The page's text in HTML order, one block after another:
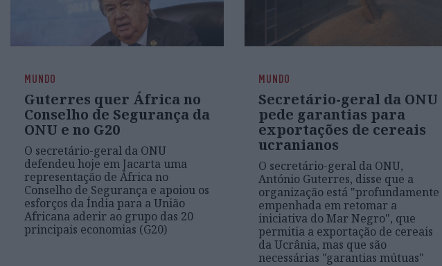
MUNDO
Guterres quer África no
Conselho de Segurança da
ONU e no G20
O secretário-geral da ONU
defendeu hoje em Jacarta uma
representação de África no
Conselho de Segurança e apoiou os
esforços da Índia para a União
Africana aderir ao grupo das 20
principais economias (G20)
MUNDO
Secretário-geral da ONU
pede garantias para
exportações de cereais
ucranianos
O secretário-geral da ONU,
António Guterres, disse que a
organização está "profundamente
empenhada em retomar a
iniciativa do Mar Negro", que
permitia a exportação de cereais
da Ucrânia, mas que são
necessárias "garantias mútuas"